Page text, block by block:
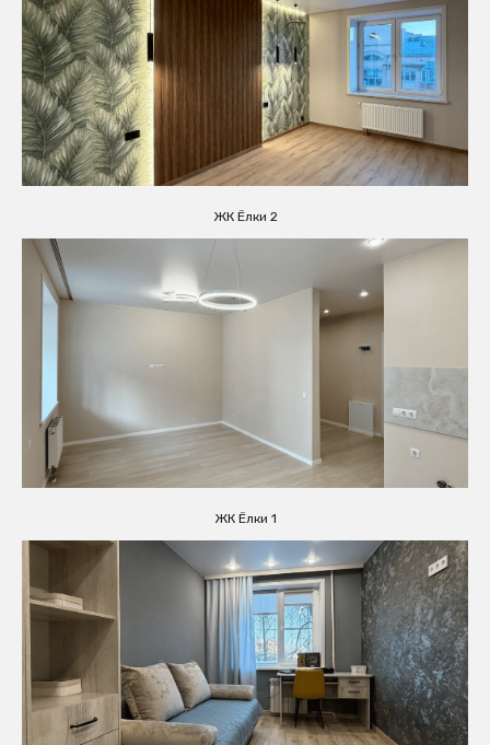
ЖК Ёлки 2
ЖК Ёлки 1